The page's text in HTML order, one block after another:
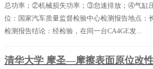
总功率；②机械损失功率；③怠速排放；④气缸
位：国家汽车质量监督检验中心检测报告地点：
检测报告结论：经检验，在同一台CA4GE发...